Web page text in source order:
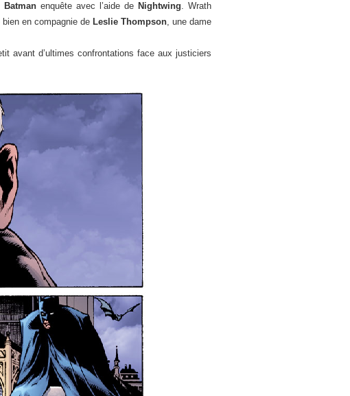
Batmanenquête avec l’aide de Nightwing. Wrath
en compagnie de Leslie Thompson, une dame
avant d’ultimes confrontations face aux justiciers